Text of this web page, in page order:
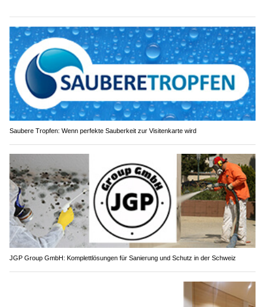
Saubere Tropfen: Wenn perfekte Sauberkeit zur Visitenkarte wird
JGP Group GmbH: Komplettlösungen für Sanierung und Schutz in der Schweiz